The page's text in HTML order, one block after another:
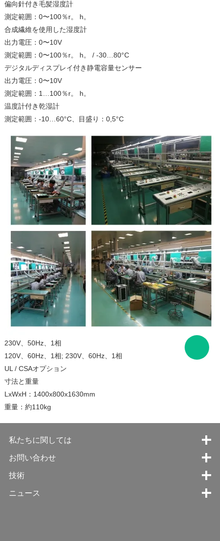
偏向針付き毛髪湿度計
測定範囲：0〜100％r。 h。
合成繊維を使用した湿度計
出力電圧：0〜10V
測定範囲：0〜100％r。 h。 / -30…80°C
デジタルディスプレイ付き静電容量センサー
出力電圧：0〜10V
測定範囲：1…100％r。 h。
温度計付き乾湿計
測定範囲：-10…60°C、目盛り：0,5°C
230V、50Hz、1相
120V、60Hz、1相; 230V、60Hz、1相
UL / CSAオプション
寸法と重量
LxWxH：1400x800x1630mm
重量：約110kg
私たちに関しては
お問い合わせ
技術
ニュース